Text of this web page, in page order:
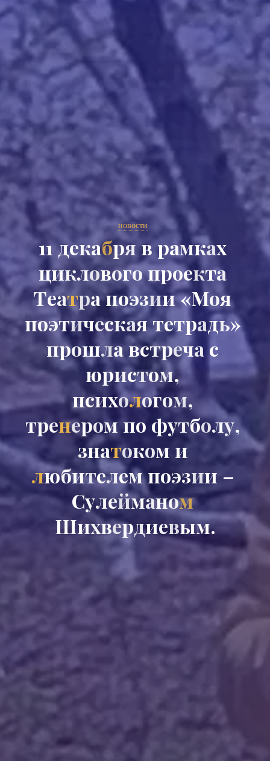
новости
11декабря врамках
цикловогопроекта
Театрапоэзии«Моя
поэтическаятетрадь»
прошла встреча с
юристом,
психологом,
тренеромпо футболу,
знатоком и
любителем поэзии –
Сулейманом
Шихвердиевым.